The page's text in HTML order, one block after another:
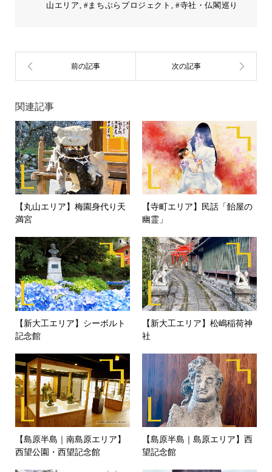
山エリア
#まちぶらプロジェクト #寺社・仏閣巡り
関連記事
【丸山エリア】梅園身代り天
満宮
【寺町エリア】民話「飴屋の
幽霊」
【新大工エリア】シーボルト
記念館
【新大工エリア】松嶋稲荷神
社
【島原半島｜南島原エリア】
西望公園・西望記念館
【島原半島｜島原エリア】西
望記念館